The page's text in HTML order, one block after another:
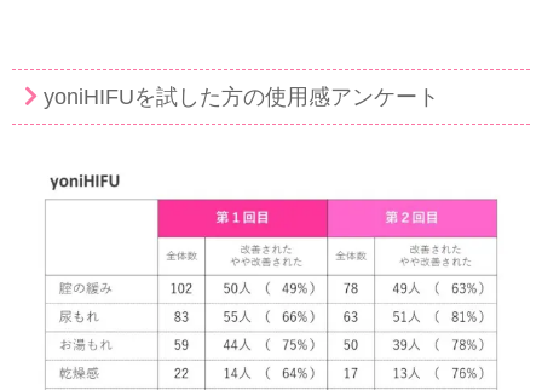
yoniHIFUを試した方の使用感アンケート